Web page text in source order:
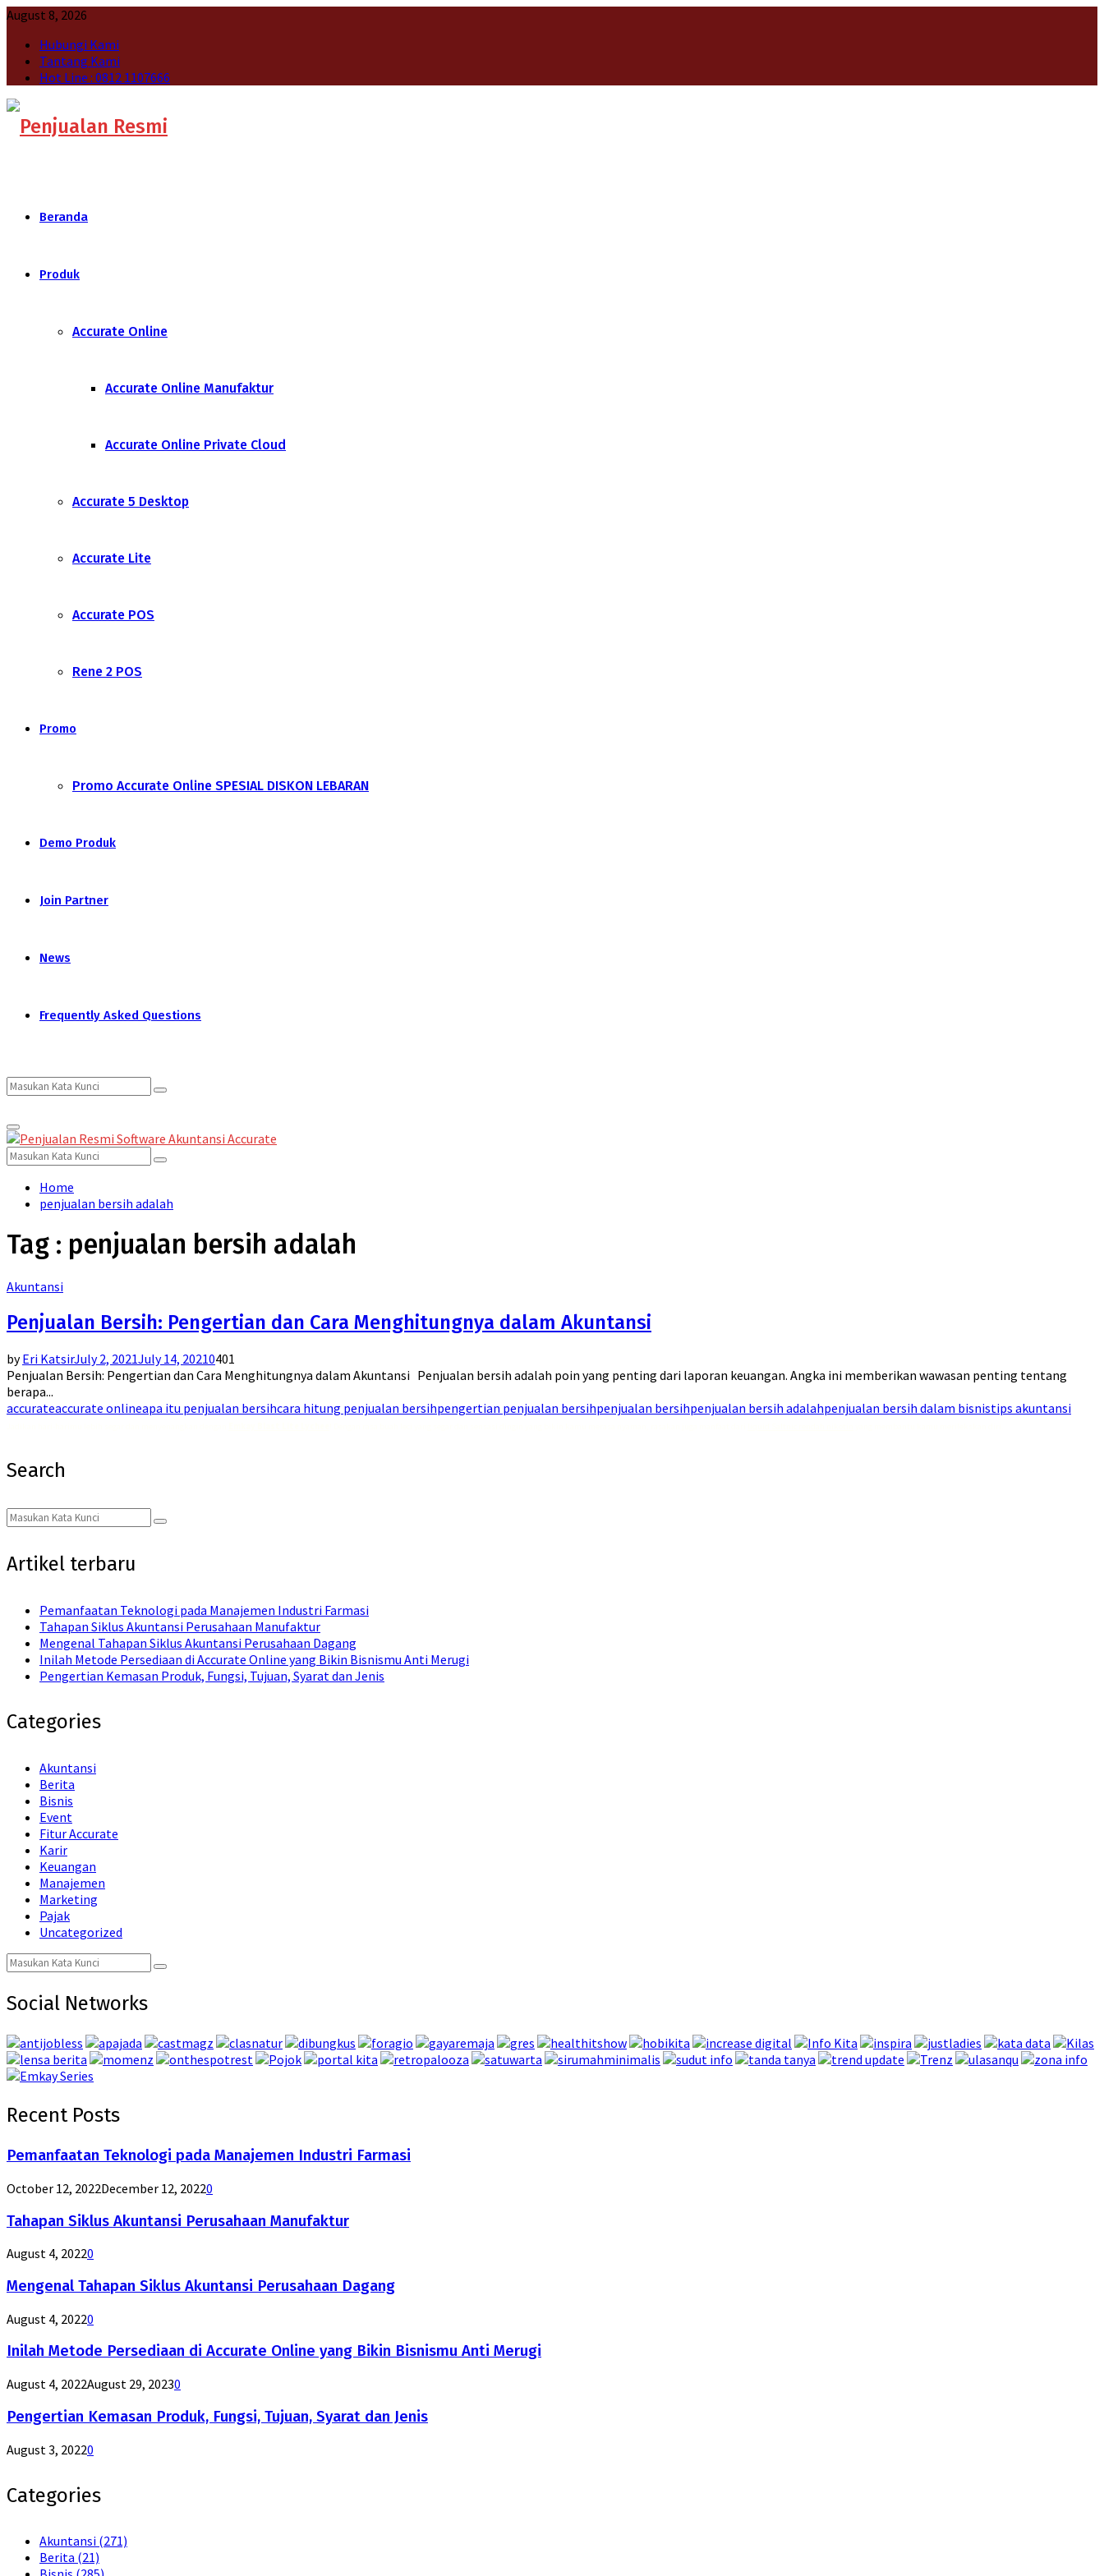
August 8, 2026
Hubungi Kami
Tantang Kami
Hot Line : 0812 1107666
Beranda
Produk
Accurate Online
Accurate Online Manufaktur
Accurate Online Private Cloud
Accurate 5 Desktop
Accurate Lite
Accurate POS
Rene 2 POS
Promo
Promo Accurate Online SPESIAL DISKON LEBARAN
Demo Produk
Join Partner
News
Frequently Asked Questions
Search
for:
Search
Primary
Menu
Search
for:
Search
Home
penjualan bersih adalah
Tag : penjualan bersih adalah
Akuntansi
Penjualan Bersih: Pengertian dan Cara Menghitungnya dalam Akuntansi
byEri KatsirJuly 2, 2021July 14, 20210401
Penjualan Bersih: Pengertian dan Cara Menghitungnya dalam Akuntansi Penjualan bersih adalah poin yang penting dari laporan keuangan. Angka ini memberikan wawasan penting tentang
berapa...
accurateaccurate onlineapa itu penjualan bersihcara hitung penjualan bersihpengertian penjualan bersihpenjualan bersihpenjualan bersih adalahpenjualan bersih dalam bisnistips akuntansi
Search
Search
for:
Search
Artikel terbaru
Pemanfaatan Teknologi pada Manajemen Industri Farmasi
Tahapan Siklus Akuntansi Perusahaan Manufaktur
Mengenal Tahapan Siklus Akuntansi Perusahaan Dagang
Inilah Metode Persediaan di Accurate Online yang Bikin Bisnismu Anti Merugi
Pengertian Kemasan Produk, Fungsi, Tujuan, Syarat dan Jenis
Categories
Akuntansi
Berita
Bisnis
Event
Fitur Accurate
Karir
Keuangan
Manajemen
Marketing
Pajak
Uncategorized
Search
for:
Search
Social Networks
Recent Posts
Pemanfaatan Teknologi pada Manajemen Industri Farmasi
October 12, 2022December 12, 20220
Tahapan Siklus Akuntansi Perusahaan Manufaktur
August 4, 20220
Mengenal Tahapan Siklus Akuntansi Perusahaan Dagang
August 4, 20220
Inilah Metode Persediaan di Accurate Online yang Bikin Bisnismu Anti Merugi
August 4, 2022August 29, 20230
Pengertian Kemasan Produk, Fungsi, Tujuan, Syarat dan Jenis
August 3, 20220
Categories
Akuntansi (271)
Berita (21)